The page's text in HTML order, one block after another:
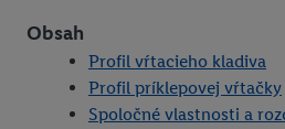
Obsah
Profil vŕtacieho kladiva
Profil príklepovej vŕtačky
Spoločné vlastnosti a